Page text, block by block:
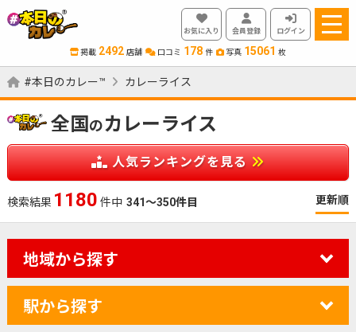
お気に入り 会員登録 ログイン
掲載 2492 店舗 口コミ 178 件 写真 15061 枚
#本日のカレー™ カレーライス
全国 のカレーライス
人気ランキングを見る
検索結果 1180 件中 341～350件目 更新順
地域から探す
駅から探す